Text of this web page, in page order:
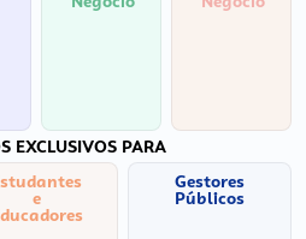
EXCLUSIVOS PARA
e
Gestores
Públicos